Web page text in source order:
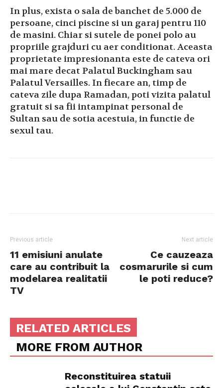
In plus, exista o sala de banchet de 5.000 de
persoane, cinci piscine si un garaj pentru 110
de masini. Chiar si sutele de ponei polo au
propriile grajduri cu aer conditionat. Aceasta
proprietate impresionanta este de cateva ori
mai mare decat Palatul Buckingham sau
Palatul Versailles. In fiecare an, timp de
cateva zile dupa Ramadan, poti vizita palatul
gratuit si sa fii intampinat personal de
Sultan sau de sotia acestuia, in functie de
sexul tau.
Previous article
11 emisiuni anulate
care au contribuit la
modelarea realitatii
TV
Next article
Ce cauzeaza
cosmarurile si cum
le poti reduce?
RELATED ARTICLES
MORE FROM AUTHOR
Reconstituirea statuii